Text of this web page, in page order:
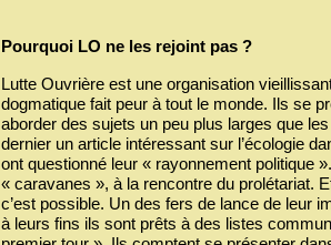
Pourquoi LO ne les rejoint pas ?
Lutte Ouvrière est une organisation
dogmatique fait peur à tout le monde. Ils se
aborder des sujets un peu plus larges que
dernier un article intéressant sur l’écologie
ont questionné leur « rayonnement politique
« caravanes », à la rencontre du prolétariat.
c’est possible. Un des fers de lance de leur
à leurs fins ils sont prêts à des listes